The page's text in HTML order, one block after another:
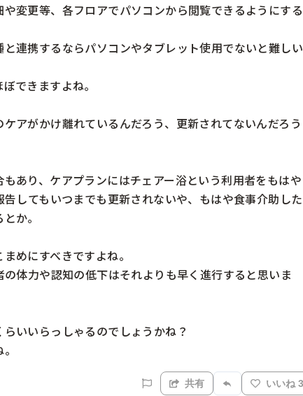
変更等、各フロアでパソコンから閲覧できるようにする
連携するならパソコンやタブレット使用でないと難しい
できますよね。
アがかけ離れているんだろう、更新されてないんだろう
あり、ケアプランにはチェアー浴という利用者をもはや
してもいつまでも更新されないや、もはや食事介助した
か。
めにすべきですよね。
体力や認知の低下はそれよりも早く進行すると思いま
いいらっしゃるのでしょうかね？
共有 いいね 3